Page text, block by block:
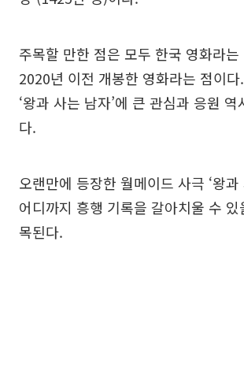
주목할 만한 점은 모두 한국 영화라는
2020년 이전 개봉한 영화라는 점이
‘왕과 사는 남자’에 큰 관심과 응원 역
다.
오랜만에 등장한 월메이드 사극 ‘왕과
어디까지 흥행 기록을 갈아치울 수
목된다.